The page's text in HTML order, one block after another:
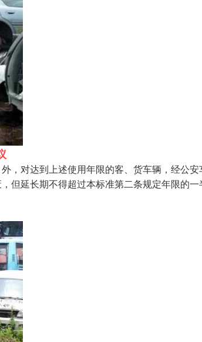
，对达到上述使用年限的客、货车辆，经公
但延长期不得超过本标准第二条规定年限的